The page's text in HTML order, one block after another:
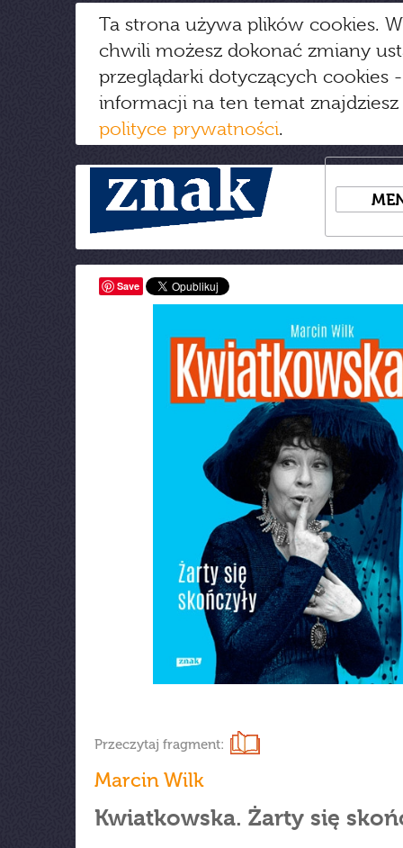
Ta strona używa plików cookies.
chwili możesz dokonać zmiany
przeglądarki dotyczących cookies
informacji na ten temat
polityce prywatności.
Save
Przeczytaj fragment:
Marcin Wilk
Kwiatkowska. Żarty się